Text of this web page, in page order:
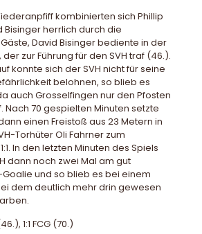
kombinierten sich Phillip
Bisinger herrlich durch die
David Bisinger bediente in der
der zur Führung für den SVH traf (46.).
konnte sich der SVH nicht für seine
belohnen, so blieb es
auch Grosselfingen nur den Pfosten
Nach 70 gespielten Minuten setzte
einen Freistoß aus 23 Metern in
Torhüter Oli Fahrner zum
In den letzten Minuten des Spiels
dann noch zwei Mal am gut
und so blieb es bei einem
dem deutlich mehr drin gewesen
1:1 FCG (70.)